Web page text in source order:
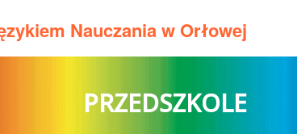
Nauczania w Orłowej
PRZEDSZKOLE